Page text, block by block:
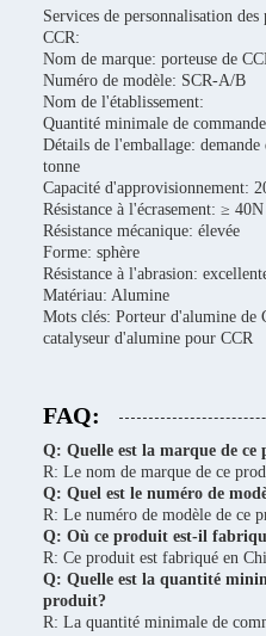
Services de personnalisation
CCR:
Nom de marque: porteuse de
Numéro de modèle: SCR-A/B
Nom de l'établissement:
Quantité minimale de
Détails de l'emballage:
tonne
Capacité d'approvisionnement:
Résistance à l'écrasement: ≥ 40N
Résistance mécanique: élevée
Forme: sphère
Résistance à l'abrasion:
Matériau: Alumine
Mots clés: Porteur d'alumine de
catalyseur d'alumine pour CCR
FAQ:
Q: Quelle est la marque de ce
R: Le nom de marque de ce
Q: Quel est le numéro de
R: Le numéro de modèle de ce
Q: Où ce produit est-il
R: Ce produit est fabriqué en
Q: Quelle est la quantité
produit?
R: La quantité minimale de